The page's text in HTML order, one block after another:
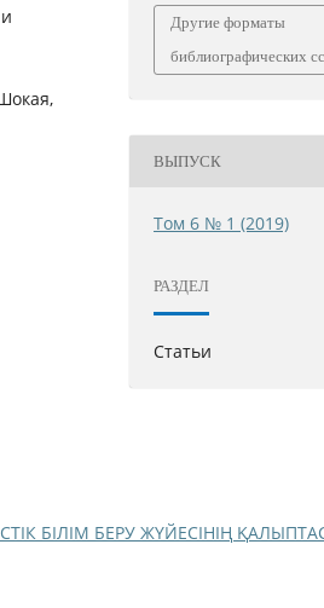
Другие форматы
библиографических
ВЫПУСК
Том 6 № 1 (2019)
РАЗДЕЛ
Статьи
БІЛІМ БЕРУ ЖҮЙЕСІНІҢ